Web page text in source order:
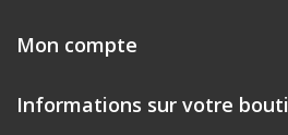
Mon compte
Informations sur votre